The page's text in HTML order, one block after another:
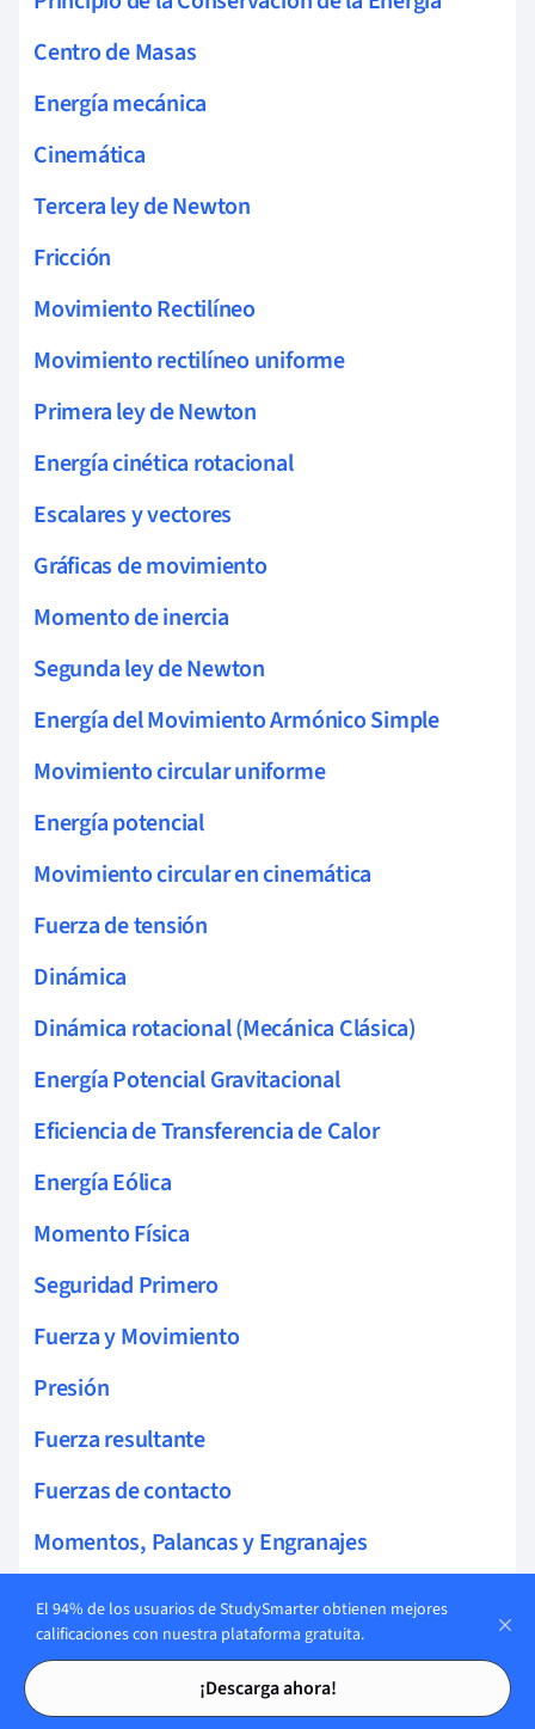
Tarjetas de estudio
Tarjetas de estudio
Centro de Masas
Energía mecánica
Cinemática
Tercera ley de Newton
Fricción
Movimiento Rectilíneo
Movimiento rectilíneo uniforme
Primera ley de Newton
Energía cinética rotacional
Escalares y vectores
Gráficas de movimiento
Momento de inercia
Segunda ley de Newton
Energía del Movimiento Armónico Simple
Movimiento circular uniforme
Energía potencial
Movimiento circular en cinemática
Fuerza de tensión
Dinámica
Dinámica rotacional (Mecánica Clásica)
Energía Potencial Gravitacional
Eficiencia de Transferencia de Calor
Energía Eólica
Momento Física
Seguridad Primero
Fuerza y Movimiento
Presión
Fuerza resultante
Fuerzas de contacto
Momentos, Palancas y Engranajes
Momentos y Equilibrio
Conservación del momento
Fuerzas de impacto
El 94% de los usuarios de StudySmarter obtienen mejores
calificaciones con nuestra plataforma gratuita.
¡Descarga ahora!